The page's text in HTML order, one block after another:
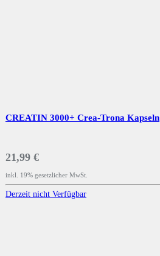
CREATIN 3000+ Crea-Trona Kapseln
21,99 €
inkl. 19% gesetzlicher MwSt.
Derzeit nicht Verfügbar